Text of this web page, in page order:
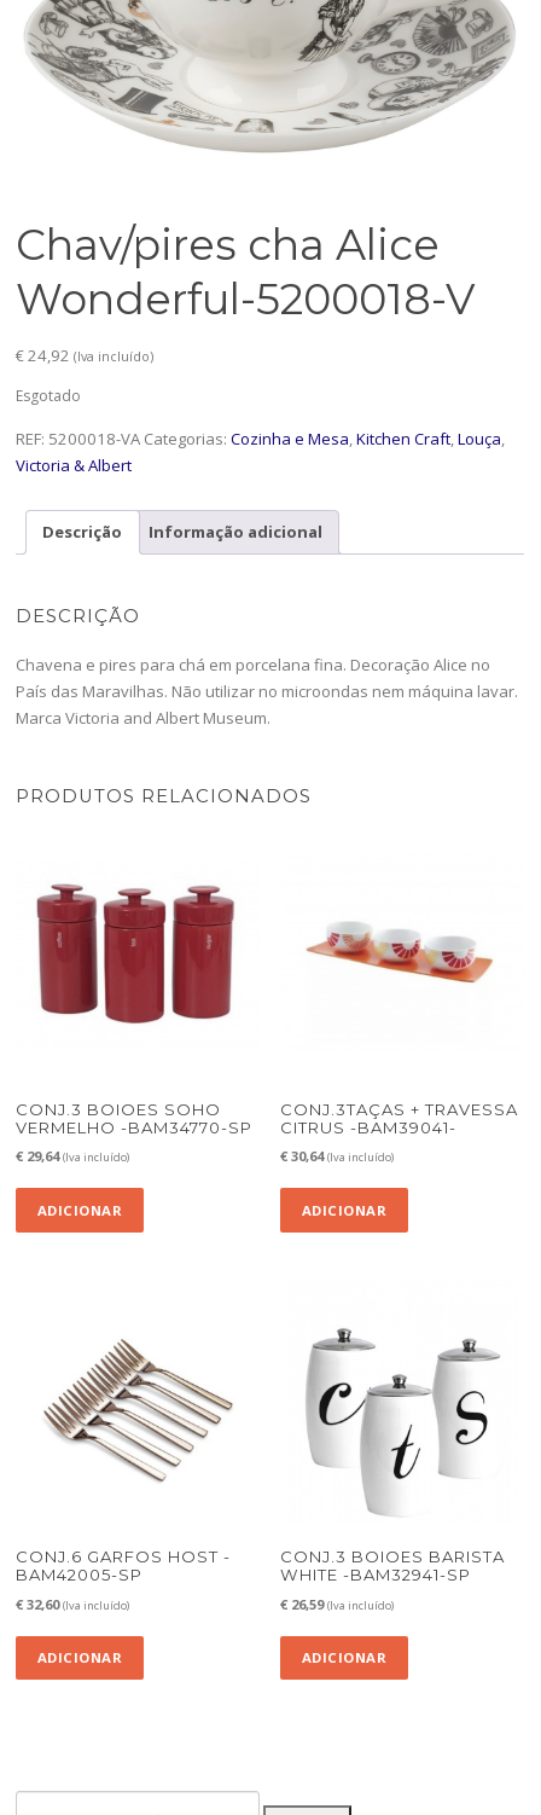
Chav/pires cha Alice
Wonderful-5200018-V
€24,92 (Iva incluído)
Esgotado
REF: 5200018-VA Categorias:Cozinha e Mesa ,Kitchen Craft ,Louça
Victoria & Albert
Descrição Informação adicional
DESCRIÇÃO
Chavena e pires para chá em porcelana fina. Decoração Alice no
País das Maravilhas. Não utilizar no microondas nem máquina lavar.
Marca Victoria and Albert Museum.
PRODUTOS RELACIONADOS
CONJ.3 BOIOES SOHO
VERMELHO -BAM34770-SP
€ 29,64 (Iva incluído)
ADICIONAR
CONJ.3TAÇAS + TRAVESSA
CITRUS -BAM39041-
€ 30,64 (Iva incluído)
ADICIONAR
CONJ.6 GARFOS HOST -
BAM42005-SP
€ 32,60 (Iva incluído)
ADICIONAR
CONJ.3 BOIOES BARISTA
WHITE -BAM32941-SP
€ 26,59 (Iva incluído)
ADICIONAR